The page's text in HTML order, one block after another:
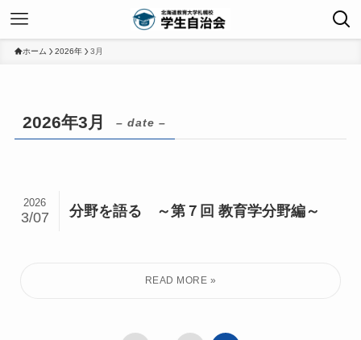
ホーム 2026年 3月
2026年3月 – date –
分野を語る ～第７回 教育学分野編～
2026
3/07